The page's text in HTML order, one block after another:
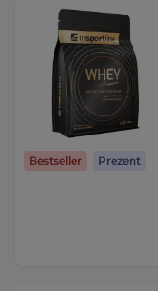
Bestseller Prezent